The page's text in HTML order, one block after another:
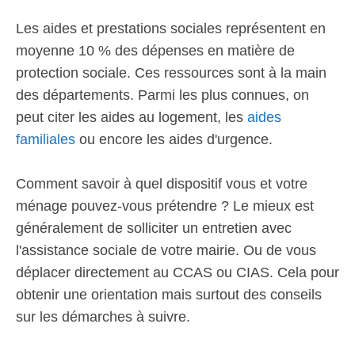
Les aides et prestations sociales représentent en
moyenne 10 % des dépenses en matière de
protection sociale. Ces ressources sont à la main
des départements. Parmi les plus connues, on
peut citer les aides au logement, les aides
familiales ou encore les aides d'urgence.
Comment savoir à quel dispositif vous et votre
ménage pouvez-vous prétendre ? Le mieux est
généralement de solliciter un entretien avec
l'assistance sociale de votre mairie. Ou de vous
déplacer directement au CCAS ou CIAS. Cela pour
obtenir une orientation mais surtout des conseils
sur les démarches à suivre.